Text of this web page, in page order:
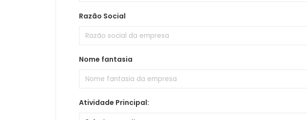
Razão Social
Nome fantasia
Atividade Principal: